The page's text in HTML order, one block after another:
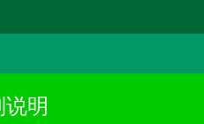
说明